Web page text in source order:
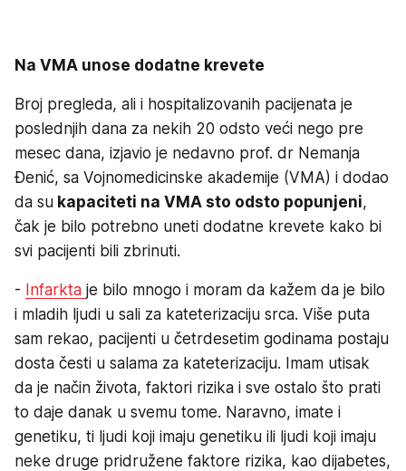
Na VMA unose dodatne krevete
Broj pregleda, ali i hospitalizovanih pacijenata je
poslednjih dana za nekih 20 odsto veći nego pre
mesec dana, izjavio je nedavno prof. dr Nemanja
Đenić, sa Vojnomedicinske akademije (VMA) i dodao
da su kapaciteti na VMA sto odsto popunjeni,
čak je bilo potrebno uneti dodatne krevete kako bi
svi pacijenti bili zbrinuti.
- Infarkta je bilo mnogo i moram da kažem da je bilo
i mladih ljudi u sali za kateterizaciju srca. Više puta
sam rekao, pacijenti u četrdesetim godinama postaju
dosta česti u salama za kateterizaciju. Imam utisak
da je način života, faktori rizika i sve ostalo što prati
to daje danak u svemu tome. Naravno, imate i
genetiku, ti ljudi koji imaju genetiku ili ljudi koji imaju
neke druge pridružene faktore rizika, kao dijabetes,